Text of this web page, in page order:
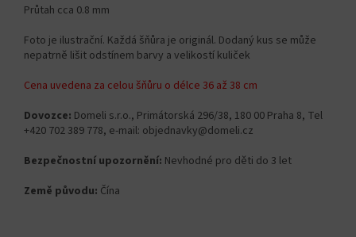
Průtah cca 0.8 mm
Foto je ilustrační. Každá šňůra je originál. Dodaný kus se může
nepatrně lišit odstínem barvy a velikostí kuliček
Cena uvedena za celou šňůru o délce 36 až 38 cm
Dovozce: Domeli s.r.o., Primátorská 296/38, 180 00 Praha 8, Tel
+420 702 389 778, e-mail: objednavky@domeli.cz
Bezpečnostní upozornění: Nevhodné pro děti do 3 let
Země původu: Čína